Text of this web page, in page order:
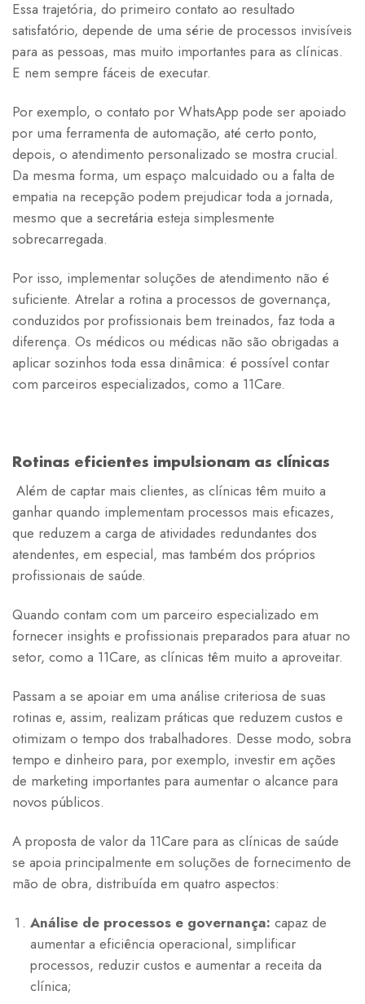
Essa trajetória, do primeiro contato ao resultado
satisfatório, depende de uma série de processos invisíveis
para as pessoas, mas muito importantes para as clínicas.
E nem sempre fáceis de executar.
Por exemplo, o contato por WhatsApp pode ser apoiado
por uma ferramenta de automação, até certo ponto,
depois, o atendimento personalizado se mostra crucial.
Da mesma forma, um espaço malcuidado ou a falta de
empatia na recepção podem prejudicar toda a jornada,
mesmo que a secretária esteja simplesmente
sobrecarregada.
Por isso, implementar soluções de atendimento não é
suficiente. Atrelar a rotina a processos de governança,
conduzidos por profissionais bem treinados, faz toda a
diferença. Os médicos ou médicas não são obrigadas a
aplicar sozinhos toda essa dinâmica: é possível contar
com parceiros especializados, como a 11Care.
Rotinas eficientes impulsionam as clínicas
Além de captar mais clientes, as clínicas têm muito a
ganhar quando implementam processos mais eficazes,
que reduzem a carga de atividades redundantes dos
atendentes, em especial, mas também dos próprios
profissionais de saúde.
Quando contam com um parceiro especializado em
fornecer insights e profissionais preparados para atuar no
setor, como a 11Care, as clínicas têm muito a aproveitar.
Passam a se apoiar em uma análise criteriosa de suas
rotinas e, assim, realizam práticas que reduzem custos e
otimizam o tempo dos trabalhadores. Desse modo, sobra
tempo e dinheiro para, por exemplo, investir em ações
de marketing importantes para aumentar o alcance para
novos públicos.
A proposta de valor da 11Care para as clínicas de saúde
se apoia principalmente em soluções de fornecimento de
mão de obra, distribuída em quatro aspectos:
Análise de processos e governança: capaz de
aumentar a eficiência operacional, simplificar
processos, reduzir custos e aumentar a receita da
clínica;